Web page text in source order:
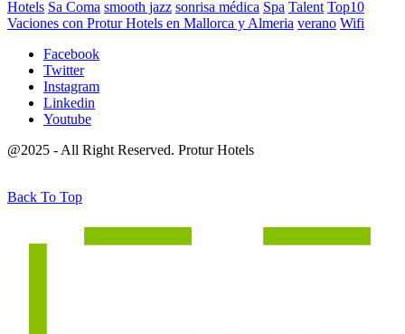
Hotels Sa Coma smooth jazz sonrisa médica Spa Talent Top10
Vaciones con Protur Hotels en Mallorca y Almeria verano Wifi
Facebook
Twitter
Instagram
Linkedin
Youtube
@2025 - All Right Reserved. Protur Hotels
Back To Top